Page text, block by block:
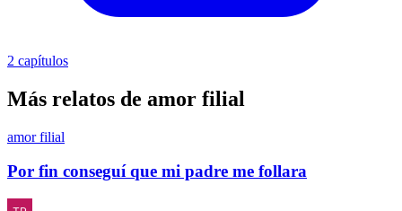
2 capítulos
Más relatos de amor filial
amor filial
Por fin conseguí que mi padre me follara